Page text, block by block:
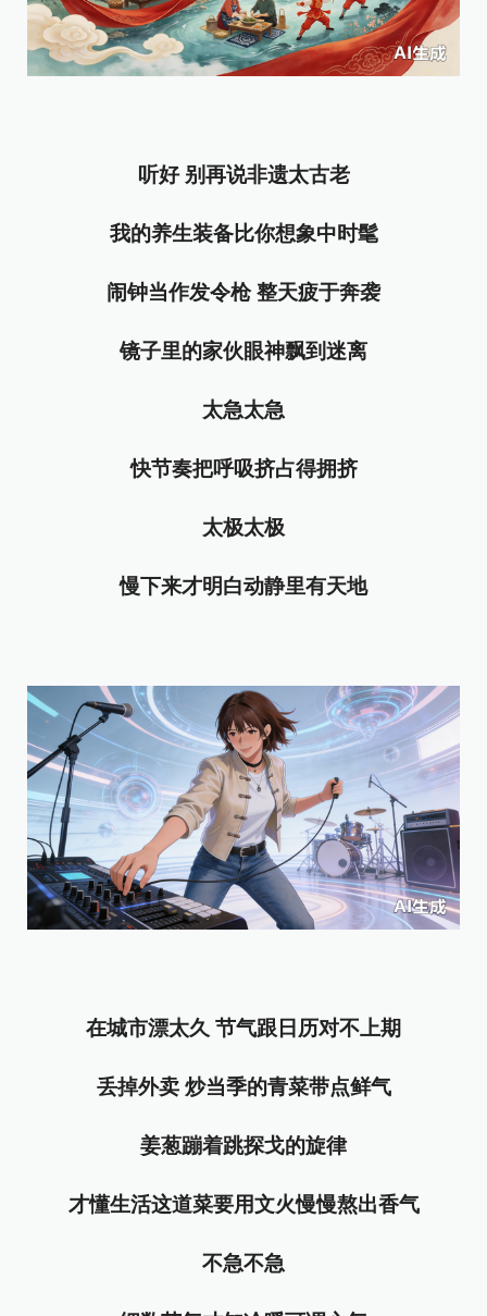
听好 别再说非遗太古老
我的养生装备比你想象中时髦
闹钟当作发令枪 整天疲于奔袭
镜子里的家伙眼神飘到迷离
太急太急
快节奏把呼吸挤占得拥挤
太极太极
慢下来才明白动静里有天地
在城市漂太久 节气跟日历对不上期
丢掉外卖 炒当季的青菜带点鲜气
姜葱蹦着跳探戈的旋律
才懂生活这道菜要用文火慢慢熬出香气
不急不急